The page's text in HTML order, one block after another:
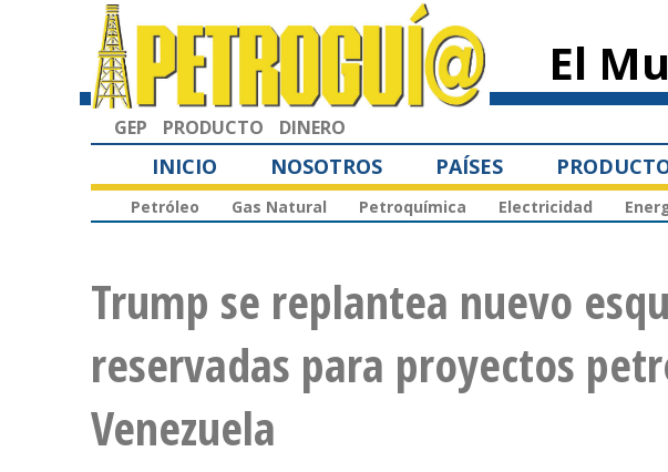
El
GEP PRODUCTO DINERO
INICIO NOSOTROS PAÍSES
Petróleo Gas Natural Petroquímica Electricidad
Trump se replantea nuevo
reservadas para proyectos
Venezuela